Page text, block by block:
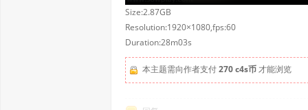
Size:2.87GB
Resolution:1920×1080,fps:60
Duration:28m03s
本主题需向作者支付270 c4s币才能浏览